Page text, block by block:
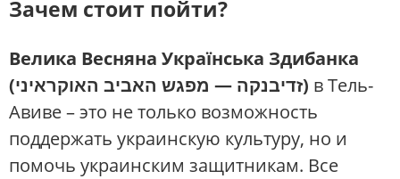
Зачем стоит пойти?
Велика Весняна Українська Здибанка
(זדיבנקה — מפגש האביב האוקראיני) в Тель-
Авиве – это не только возможность
поддержать украинскую культуру, но и
помочь украинским защитникам. Все